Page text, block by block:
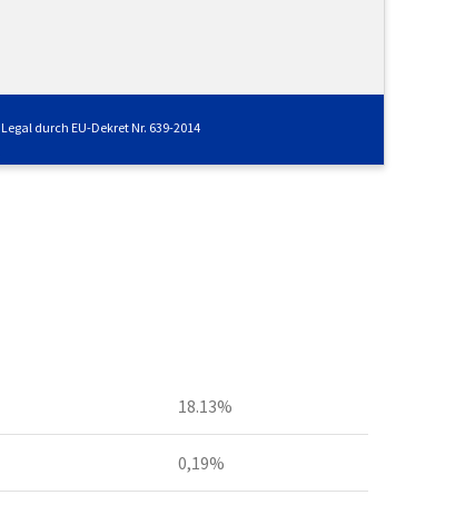
Legal durch EU-Dekret Nr. 639-2014
18.13%
0,19%